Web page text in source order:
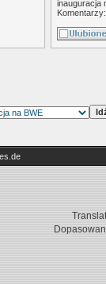
inauguracja